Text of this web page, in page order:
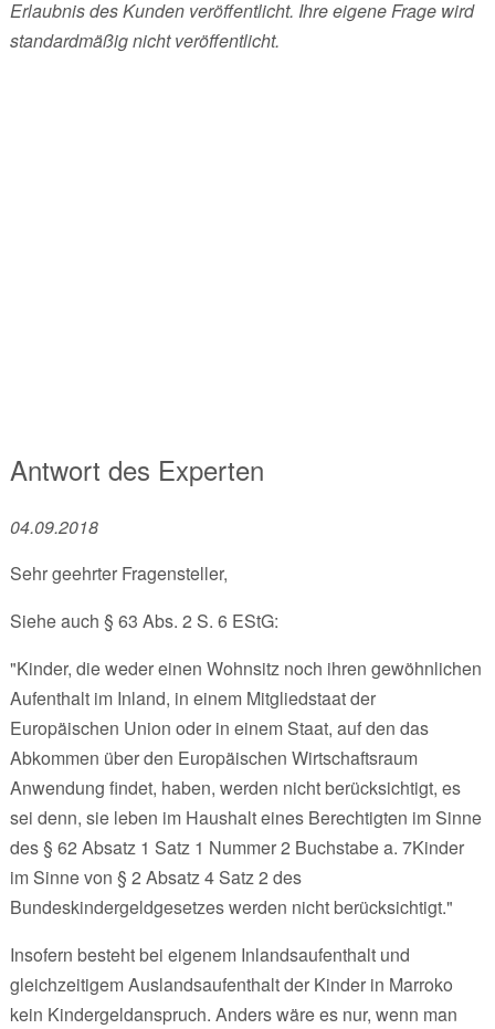
Erlaubnis des Kunden veröffentlicht. Ihre eigene Frage wird
standardmäßig nicht veröffentlicht.
Antwort des Experten
04.09.2018
Sehr geehrter Fragensteller,
Siehe auch § 63 Abs. 2 S. 6 EStG:
"Kinder, die weder einen Wohnsitz noch ihren gewöhnlichen
Aufenthalt im Inland, in einem Mitgliedstaat der
Europäischen Union oder in einem Staat, auf den das
Abkommen über den Europäischen Wirtschaftsraum
Anwendung findet, haben, werden nicht berücksichtigt, es
sei denn, sie leben im Haushalt eines Berechtigten im Sinne
des § 62 Absatz 1 Satz 1 Nummer 2 Buchstabe a. 7Kinder
im Sinne von § 2 Absatz 4 Satz 2 des
Bundeskindergeldgesetzes werden nicht berücksichtigt."
Insofern besteht bei eigenem Inlandsaufenthalt und
gleichzeitigem Auslandsaufenthalt der Kinder in Marroko
kein Kindergeldanspruch. Anders wäre es nur, wenn man